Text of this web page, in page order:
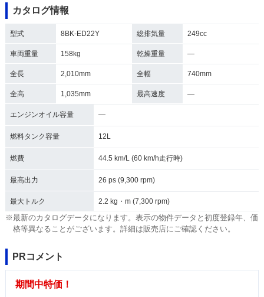
カタログ情報
型式 8BK-ED22Y 総排気量 249cc
車両重量 158kg 乾燥重量 ―
全長 2,010mm 全幅 740mm
全高 1,035mm 最高速度 ―
エンジンオイル容量 ―
燃料タンク容量 12L
燃費 44.5 km/L (60 km/h走行時)
最高出力 26 ps (9,300 rpm)
最大トルク 2.2 kg・m (7,300 rpm)
※最新のカタログデータになります。表示の物件データと初度登録年、価
格等異なることがございます。詳細は販売店にご確認ください。
PRコメント
期間中特価！